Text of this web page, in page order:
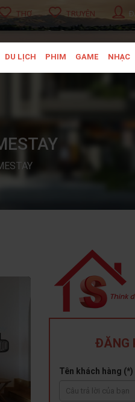
THƠ TRUYỆN
DU LỊCH PHIM GAME NHẠC
ĐĂNG
Tên khách hàng (*)